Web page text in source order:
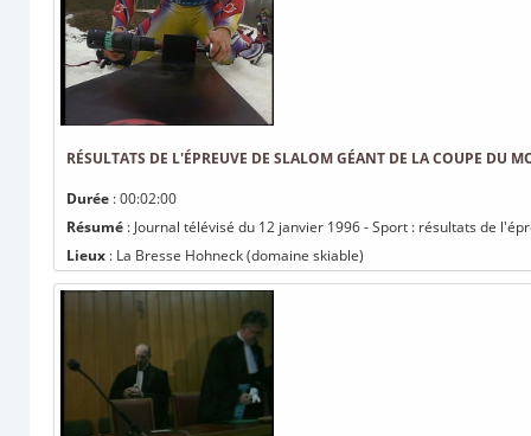
RÉSULTATS DE L'ÉPREUVE DE SLALOM GÉANT DE LA COUPE DU
Durée : 00:02:00
Résumé : Journal télévisé du 12 janvier 1996 - Sport : résultats de
Lieux : La Bresse Hohneck (domaine skiable)